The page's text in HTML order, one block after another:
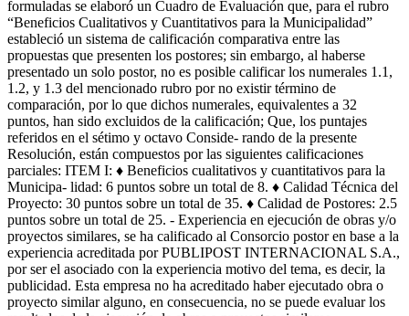
formuladas se elaboró un Cuadro de Evaluación que, para el rubro
“Beneficios Cualitativos y Cuantitativos para la Municipalidad”
estableció un sistema de calificación comparativa entre las
propuestas que presenten los postores; sin embargo, al haberse
presentado un solo postor, no es posible calificar los numerales 1.1,
1.2, y 1.3 del mencionado rubro por no existir término de
comparación, por lo que dichos numerales, equivalentes a 32
puntos, han sido excluidos de la calificación; Que, los puntajes
referidos en el sétimo y octavo Conside- rando de la presente
Resolución, están compuestos por las siguientes calificaciones
parciales: ITEM I: ♦ Beneficios cualitativos y cuantitativos para la
Municipa- lidad: 6 puntos sobre un total de 8. ♦ Calidad Técnica del
Proyecto: 30 puntos sobre un total de 35. ♦ Calidad de Postores: 2.5
puntos sobre un total de 25. - Experiencia en ejecución de obras y/o
proyectos similares, se ha calificado al Consorcio postor en base a la
experiencia acreditada por PUBLIPOST INTERNACIONAL S.A.,
por ser el asociado con la experiencia motivo del tema, es decir, la
publicidad. Esta empresa no ha acreditado haber ejecutado obra o
proyecto similar alguno, en consecuencia, no se puede evaluar los